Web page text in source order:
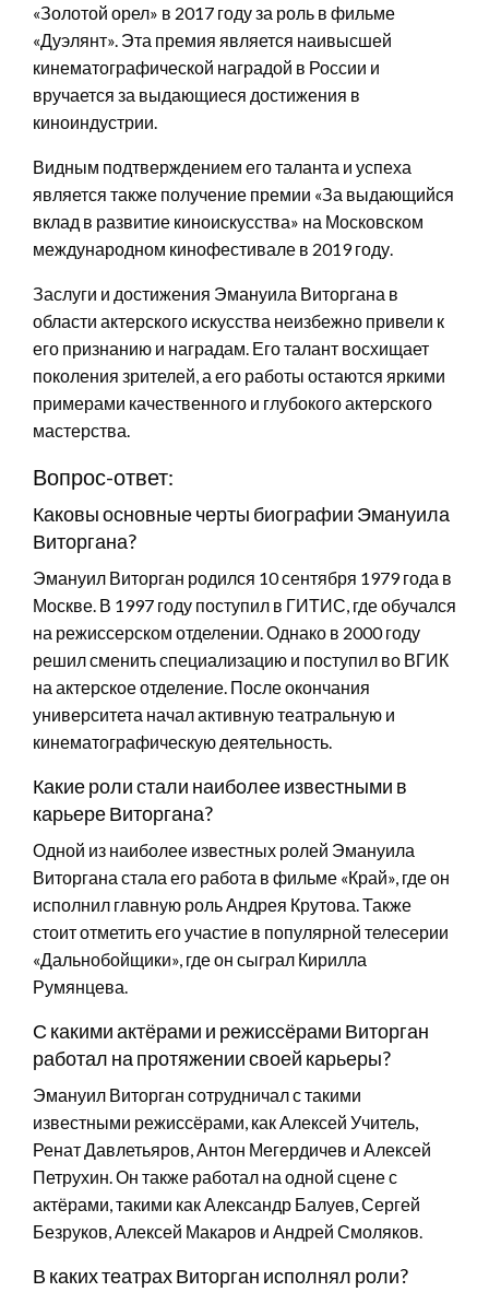
«Золотой орел» в 2017 году за роль в фильме
«Дуэлянт». Эта премия является наивысшей
кинематографической наградой в России и
вручается за выдающиеся достижения в
киноиндустрии.
Видным подтверждением его таланта и успеха
является также получение премии «За выдающийся
вклад в развитие киноискусства» на Московском
международном кинофестивале в 2019 году.
Заслуги и достижения Эмануила Виторгана в
области актерского искусства неизбежно привели к
его признанию и наградам. Его талант восхищает
поколения зрителей, а его работы остаются яркими
примерами качественного и глубокого актерского
мастерства.
Вопрос-ответ:
Каковы основные черты биографии Эмануила
Виторгана?
Эмануил Виторган родился 10 сентября 1979 года в
Москве. В 1997 году поступил в ГИТИС, где обучался
на режиссерском отделении. Однако в 2000 году
решил сменить специализацию и поступил во ВГИК
на актерское отделение. После окончания
университета начал активную театральную и
кинематографическую деятельность.
Какие роли стали наиболее известными в
карьере Виторгана?
Одной из наиболее известных ролей Эмануила
Виторгана стала его работа в фильме «Край», где он
исполнил главную роль Андрея Крутова. Также
стоит отметить его участие в популярной телесерии
«Дальнобойщики», где он сыграл Кирилла
Румянцева.
С какими актёрами и режиссёрами Виторган
работал на протяжении своей карьеры?
Эмануил Виторган сотрудничал с такими
известными режиссёрами, как Алексей Учитель,
Ренат Давлетьяров, Антон Мегердичев и Алексей
Петрухин. Он также работал на одной сцене с
актёрами, такими как Александр Балуев, Сергей
Безруков, Алексей Макаров и Андрей Смоляков.
В каких театрах Виторган исполнял роли?